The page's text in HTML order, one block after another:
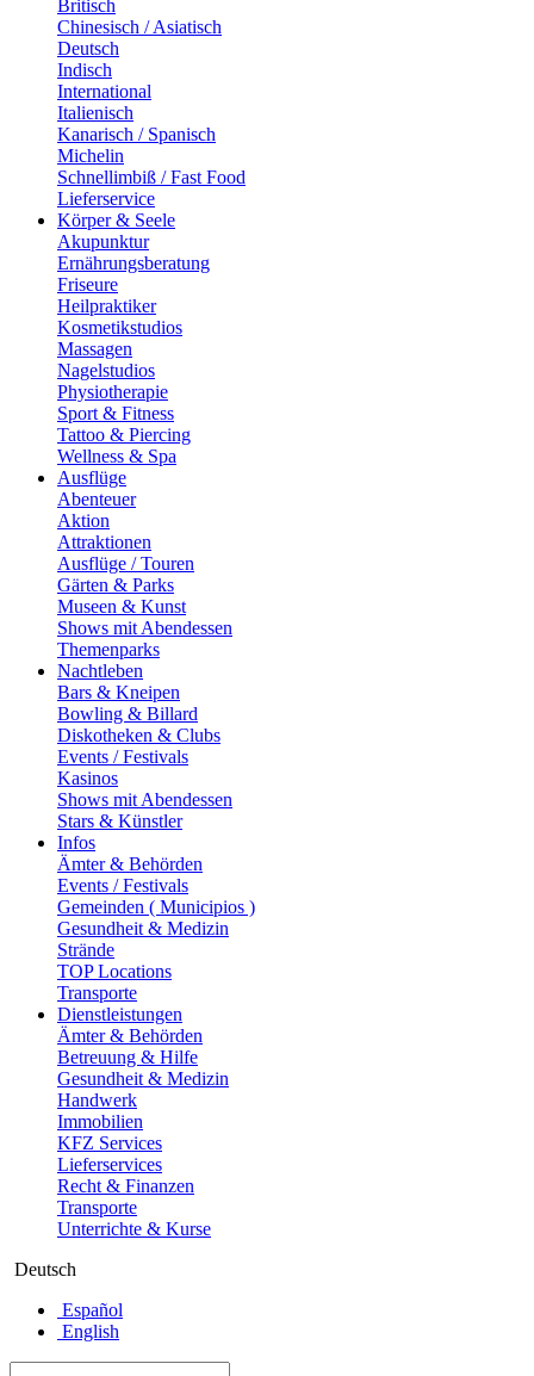
Britisch
Chinesisch / Asiatisch
Deutsch
Indisch
International
Italienisch
Kanarisch / Spanisch
Michelin
Schnellimbiß / Fast Food
Lieferservice
Körper & Seele
Akupunktur
Ernährungsberatung
Friseure
Heilpraktiker
Kosmetikstudios
Massagen
Nagelstudios
Physiotherapie
Sport & Fitness
Tattoo & Piercing
Wellness & Spa
Ausflüge
Abenteuer
Aktion
Attraktionen
Ausflüge / Touren
Gärten & Parks
Museen & Kunst
Shows mit Abendessen
Themenparks
Nachtleben
Bars & Kneipen
Bowling & Billard
Diskotheken & Clubs
Events / Festivals
Kasinos
Shows mit Abendessen
Stars & Künstler
Infos
Ämter & Behörden
Events / Festivals
Gemeinden ( Municipios )
Gesundheit & Medizin
Strände
TOP Locations
Transporte
Dienstleistungen
Ämter & Behörden
Betreuung & Hilfe
Gesundheit & Medizin
Handwerk
Immobilien
KFZ Services
Lieferservices
Recht & Finanzen
Transporte
Unterrichte & Kurse
Deutsch
Español
English